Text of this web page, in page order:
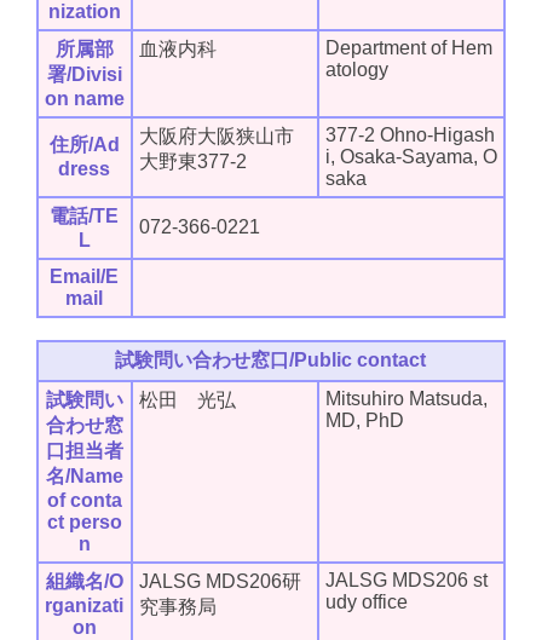
nization
所属部
署/Divisi
on name
血液内科
Department of Hem
atology
住所/Ad
dress
大阪府大阪狭山市
大野東377-2
377-2 Ohno-Higash
i, Osaka-Sayama, O
saka
電話/TE
L
072-366-0221
Email/E
mail
試験問い合わせ窓口/Public contact
試験問い
合わせ窓
口担当者
名/Name
of conta
ct perso
n
松田 光弘
Mitsuhiro Matsuda,
MD, PhD
組織名/O
rganizati
on
JALSG MDS206研
究事務局
JALSG MDS206 st
udy office